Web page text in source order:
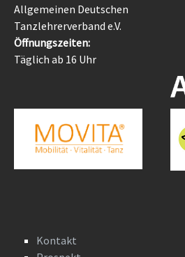
Allgemeinen Deutschen
Tanzlehrerverband e.V.
Öffnungszeiten:
Täglich ab 16 Uhr
Kontakt